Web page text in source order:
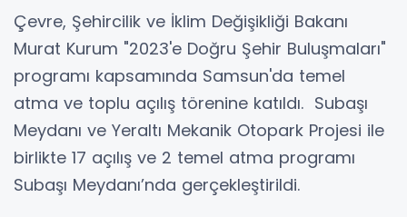
Çevre, Şehircilik ve İklim Değişikliği Bakanı
Murat Kurum "2023'e Doğru Şehir Buluşmaları"
programı kapsamında Samsun'da temel
atma ve toplu açılış törenine katıldı. Subaşı
Meydanı ve Yeraltı Mekanik Otopark Projesi ile
birlikte 17 açılış ve 2 temel atma programı
Subaşı Meydanı’nda gerçekleştirildi.